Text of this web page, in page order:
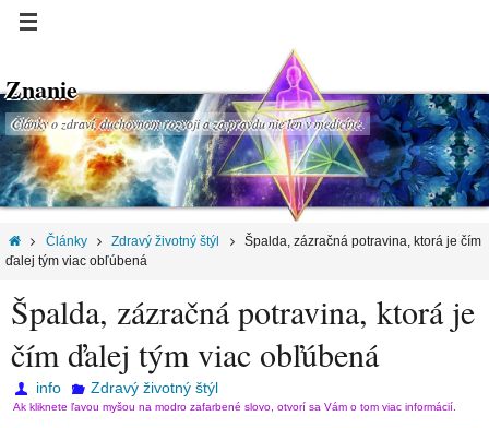
Znanie
Články o zdraví, duchovnom rozvoji a za pravdu nie len v medicíne.
Články Zdravý životný štýl
Špalda, zázračná potravina, ktorá je čím
ďalej tým viac obľúbená
Špalda, zázračná potravina, ktorá je
čím ďalej tým viac obľúbená
info Zdravý životný štýl
Ak kliknete ľavou myšou na modro zafarbené slovo, otvorí sa Vám o tom viac informácií.